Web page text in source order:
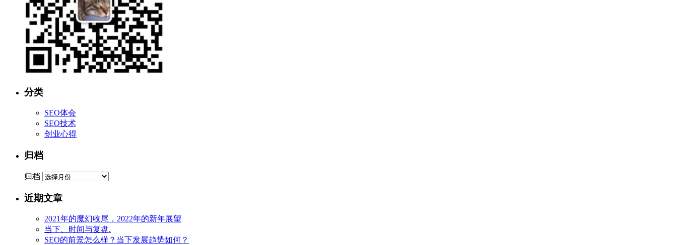
分类
SEO体会
SEO技术
创业心得
归档
归档
近期文章
2021年的魔幻收尾，2022年的新年展望
当下、时间与复盘.
SEO的前景怎么样？当下发展趋势如何？